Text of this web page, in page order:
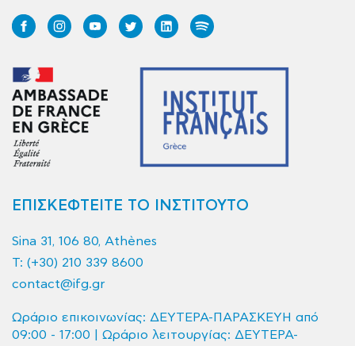
ΕΠΙΣΚΕΦΤΕΙΤΕ ΤΟ ΙΝΣΤΙΤΟΥΤΟ
Sina 31, 106 80, Athènes
T: (+30) 210 339 8600
contact@ifg.gr
Ωράριο επικοινωνίας: ΔΕΥΤΕΡΑ-ΠΑΡΑΣΚΕΥΗ από
09:00 - 17:00 | Ωράριο λειτουργίας: ΔΕΥΤΕΡΑ-